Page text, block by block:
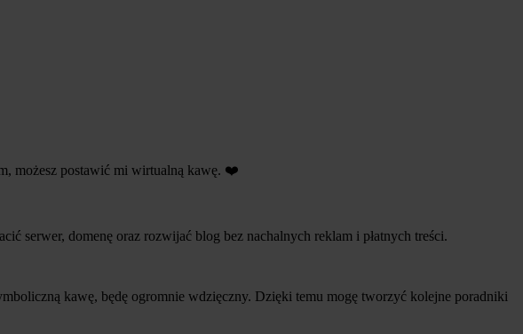
możesz postawić mi wirtualną kawę. ❤️
serwer, domenę oraz rozwijać blog bez nachalnych reklam i płatnych treści.
kawę, będę ogromnie wdzięczny. Dzięki temu mogę tworzyć kolejne poradniki